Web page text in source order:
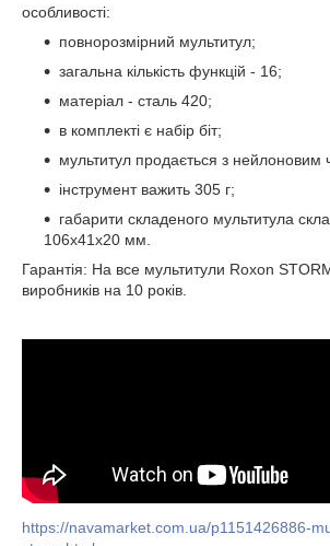
особливості:
повнорозмірний мультитул;
загальна кількість функцій - 16;
матеріал - сталь 420;
в комплекті є набір біт;
мультитул продається з нейлоновим
інструмент важить 305 г;
габарити складеного мультитула
106х41х20 мм.
Гарантія: На все мультитули Roxon
виробників на 10 років.
https://navamarket.com.ua/p1151426886-